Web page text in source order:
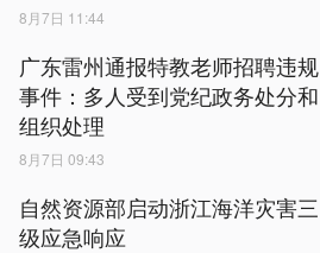
8月7日 11:44
广东雷州通报特教老师招聘违规
事件：多人受到党纪政务处分和
组织处理
8月7日 09:43
自然资源部启动浙江海洋灾害三
级应急响应